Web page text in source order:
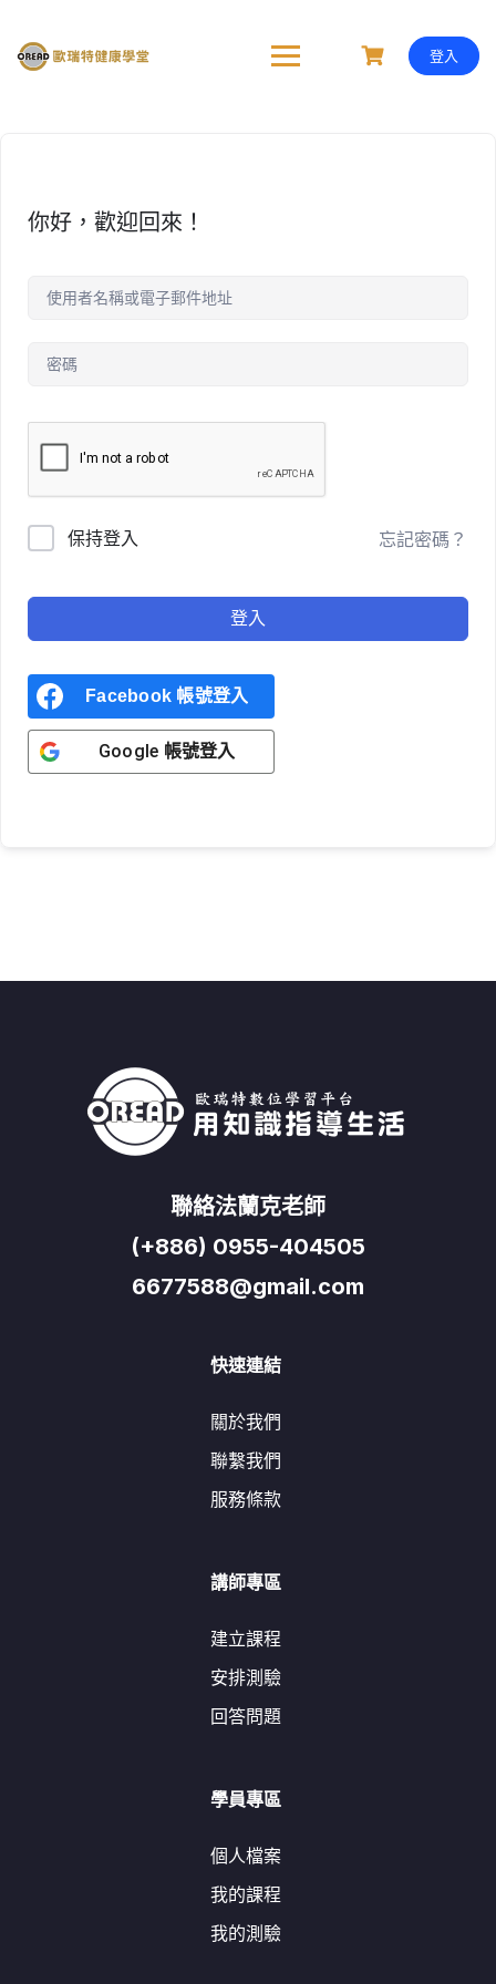
content
登入
你好，歡迎回來！
保持登入 忘記密碼？
登入
Facebook 帳號登入
Google 帳號登入
聯絡法蘭克老師
(+886) 0955-404505
6677588@gmail.com
快速連結
關於我們
聯繫我們
服務條款
講師專區
建立課程
安排測驗
回答問題
學員專區
個人檔案
我的課程
我的測驗